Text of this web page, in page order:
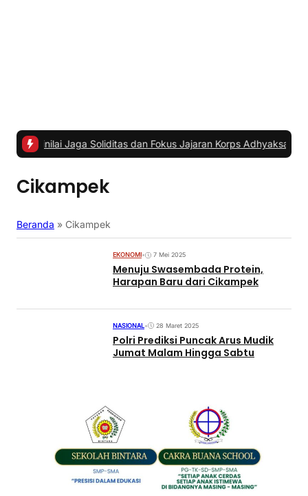
Jaga Soliditas dan Fokus Jajaran Korps Adhyaksa|#2 -Anggota
Cikampek
Beranda » Cikampek
EKONOMI• 7 Mei 2025
Menuju Swasembada Protein,
Harapan Baru dari Cikampek
NASIONAL• 28 Maret 2025
Polri Prediksi Puncak Arus Mudik
Jumat Malam Hingga Sabtu